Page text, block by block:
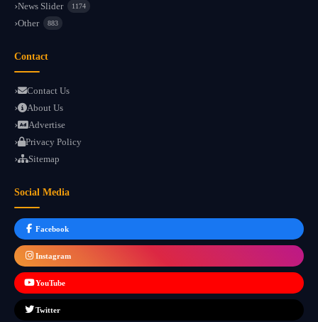
News Slider 1174
Other 883
Contact
Contact Us
About Us
Advertise
Privacy Policy
Sitemap
Social Media
Facebook
Instagram
YouTube
Twitter